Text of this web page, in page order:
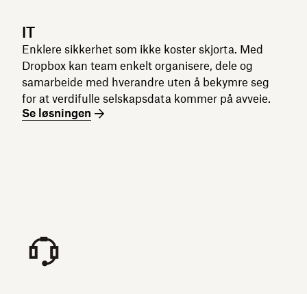
IT
Enklere sikkerhet som ikke koster skjorta. Med
Dropbox kan team enkelt organisere, dele og
samarbeide med hverandre uten å bekymre seg
for at verdifulle selskapsdata kommer på avveie.
Se løsningen